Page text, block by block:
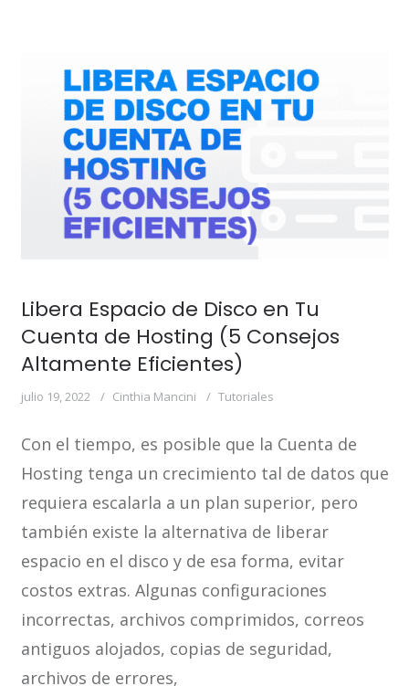
Libera Espacio de Disco en Tu
Cuenta de Hosting (5 Consejos
Altamente Eficientes)
julio 19, 2022 Cinthia Mancini Tutoriales
Con el tiempo, es posible que la Cuenta de
Hosting tenga un crecimiento tal de datos que
requiera escalarla a un plan superior, pero
también existe la alternativa de liberar
espacio en el disco y de esa forma, evitar
costos extras. Algunas configuraciones
incorrectas, archivos comprimidos, correos
antiguos alojados, copias de seguridad,
archivos de errores,